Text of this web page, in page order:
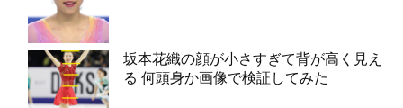
坂本花織の顔が小さすぎて背が高く見え
る 何頭身か画像で検証してみた